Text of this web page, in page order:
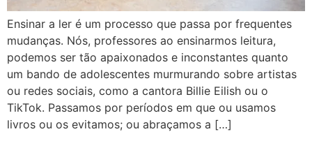
Ensinar a ler é um processo que passa por frequentes
mudanças. Nós, professores ao ensinarmos leitura,
podemos ser tão apaixonados e inconstantes quanto
um bando de adolescentes murmurando sobre artistas
ou redes sociais, como a cantora Billie Eilish ou o
TikTok. Passamos por períodos em que ou usamos
livros ou os evitamos; ou abraçamos a […]